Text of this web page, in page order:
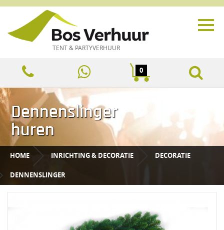
TENT & PARTYVERHUUR
0
Dennenslinger
huren
HOME INRICHTING & DECORATIE DECORATIE
DENNENSLINGER